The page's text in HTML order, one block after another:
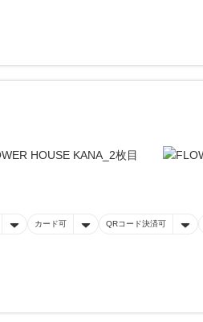
カード可 QRコード決済可